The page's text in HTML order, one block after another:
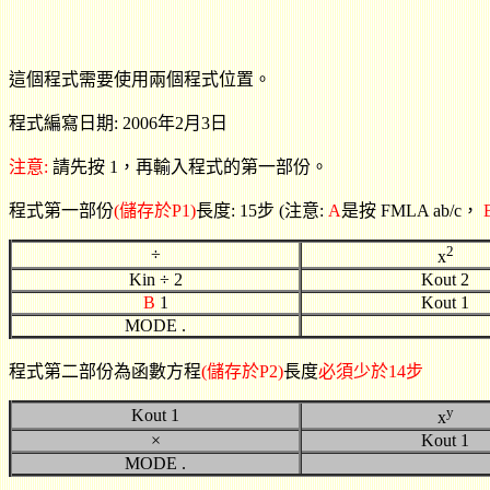
這個程式需要使用兩個程式位置。
程式編寫日期: 2006年2月3日
注意: 請先按 1，再輸入程式的第一部份。
程式第一部份(儲存於P1)長度: 15步 (注意: A是按 FMLA ab/c，
÷ x2
Kin ÷ 2
Kout 2
B 1
Kout 1
MODE .
程式第二部份為函數方程(儲存於P2)長度必須少於14步
Kout 1 xy
×
Kout 1
MODE .